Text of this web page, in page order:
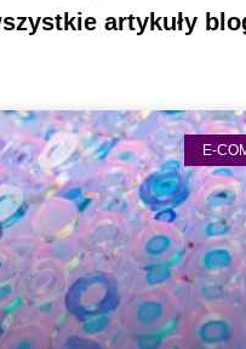
artykuły
E-